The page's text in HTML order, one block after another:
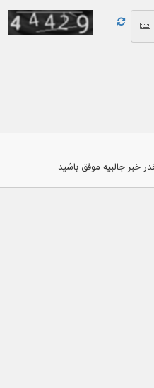
خبر جالبیه موفق باشید